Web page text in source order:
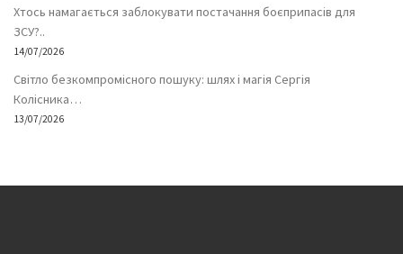
Хтось намагається заблокувати постачання боєприпасів для
ЗСУ?..
14/07/2026
Світло безкомпромісного пошуку: шлях і магія Сергія
Колісника…
13/07/2026